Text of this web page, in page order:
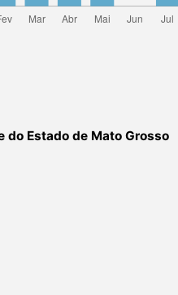
do Estado de Mato Grosso